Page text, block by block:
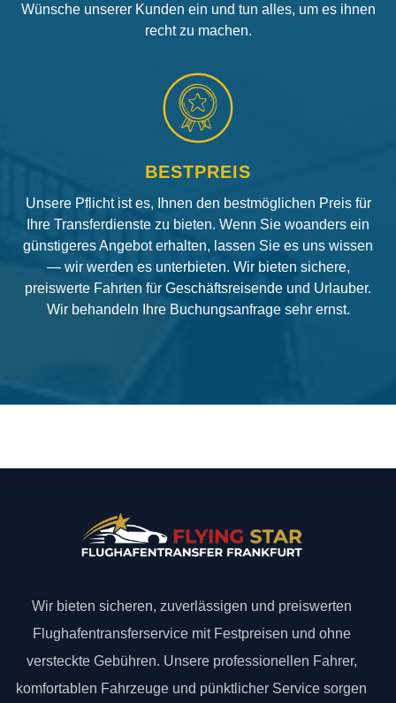
Wünsche unserer Kunden ein und tun alles, um es ihnen
recht zu machen.
BESTPREIS
Unsere Pflicht ist es, Ihnen den bestmöglichen Preis für
Ihre Transferdienste zu bieten. Wenn Sie woanders ein
günstigeres Angebot erhalten, lassen Sie es uns wissen
— wir werden es unterbieten. Wir bieten sichere,
preiswerte Fahrten für Geschäftsreisende und Urlauber.
Wir behandeln Ihre Buchungsanfrage sehr ernst.
Wir bieten sicheren, zuverlässigen und preiswerten
Flughafentransferservice mit Festpreisen und ohne
versteckte Gebühren. Unsere professionellen Fahrer,
komfortablen Fahrzeuge und pünktlicher Service sorgen